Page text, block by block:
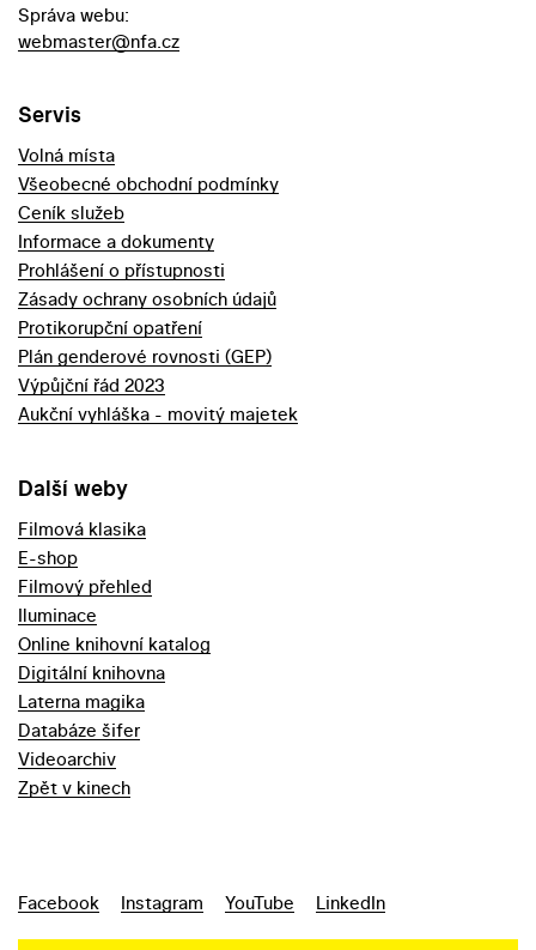
Správa webu:
webmaster@nfa.cz
Servis
Volná místa
Všeobecné obchodní podmínky
Ceník služeb
Informace a dokumenty
Prohlášení o přístupnosti
Zásady ochrany osobních údajů
Protikorupční opatření
Plán genderové rovnosti (GEP)
Výpůjční řád 2023
Aukční vyhláška - movitý majetek
Další weby
Filmová klasika
E-shop
Filmový přehled
Iluminace
Online knihovní katalog
Digitální knihovna
Laterna magika
Databáze šifer
Videoarchiv
Zpět v kinech
Facebook Instagram YouTube LinkedIn